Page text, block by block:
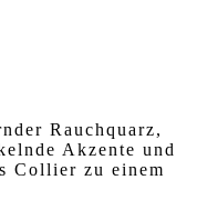
Rauchquarz,
Akzente und
Collier zu einem